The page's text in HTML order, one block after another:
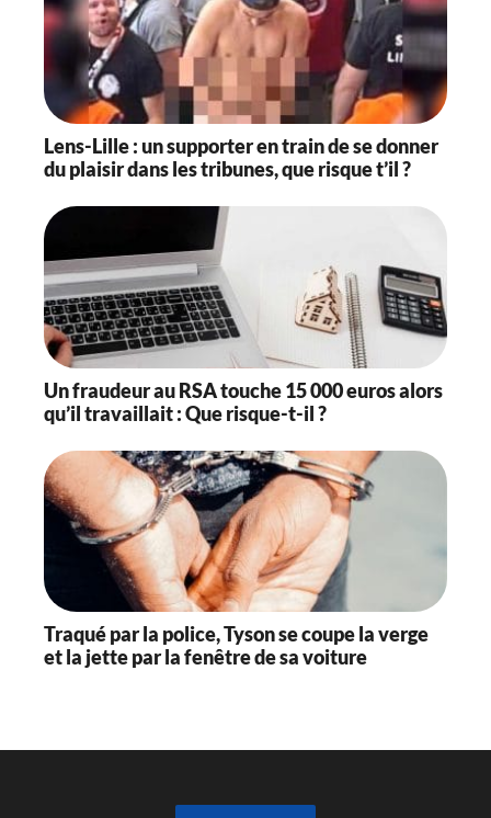
Lens-Lille : un supporter en train de se donner
du plaisir dans les tribunes, que risque t’il ?
Un fraudeur au RSA touche 15 000 euros alors
qu’il travaillait : Que risque-t-il ?
Traqué par la police, Tyson se coupe la verge
et la jette par la fenêtre de sa voiture